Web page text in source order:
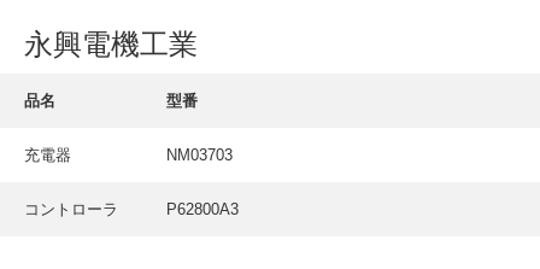
COMPANY PROFILE
INTERVIEW
永興電機工業
品名 型番
充電器 NM03703
コントローラ P62800A3